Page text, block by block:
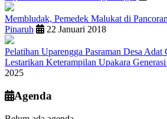
Membludak, Pemedek Malukat di
Pinaruh
22 Januari 2018
Pelatihan Uparengga Pasraman Desa
Lestarikan Keterampilan Upakara
2025
Agenda